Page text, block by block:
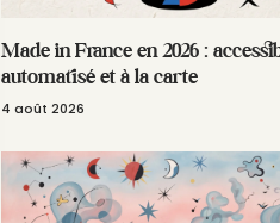
Made in France en 2026 :
automatisé et à la carte
4 août 2026